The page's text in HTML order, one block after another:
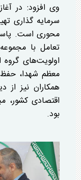
وی افزود: در
سرمایه گذاری
محوری است.
تعامل با
اولویت‌های
معظم شهدا،
همکاران نیز از
اقتصادی کشور،
بود.